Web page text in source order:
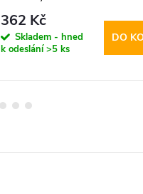
362 Kč
Skladem - hned
k odeslání>5 ks
DO